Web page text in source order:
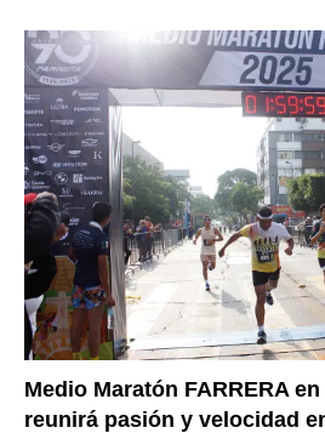
Medio Maratón FARRERA
reunirá pasión y velocidad